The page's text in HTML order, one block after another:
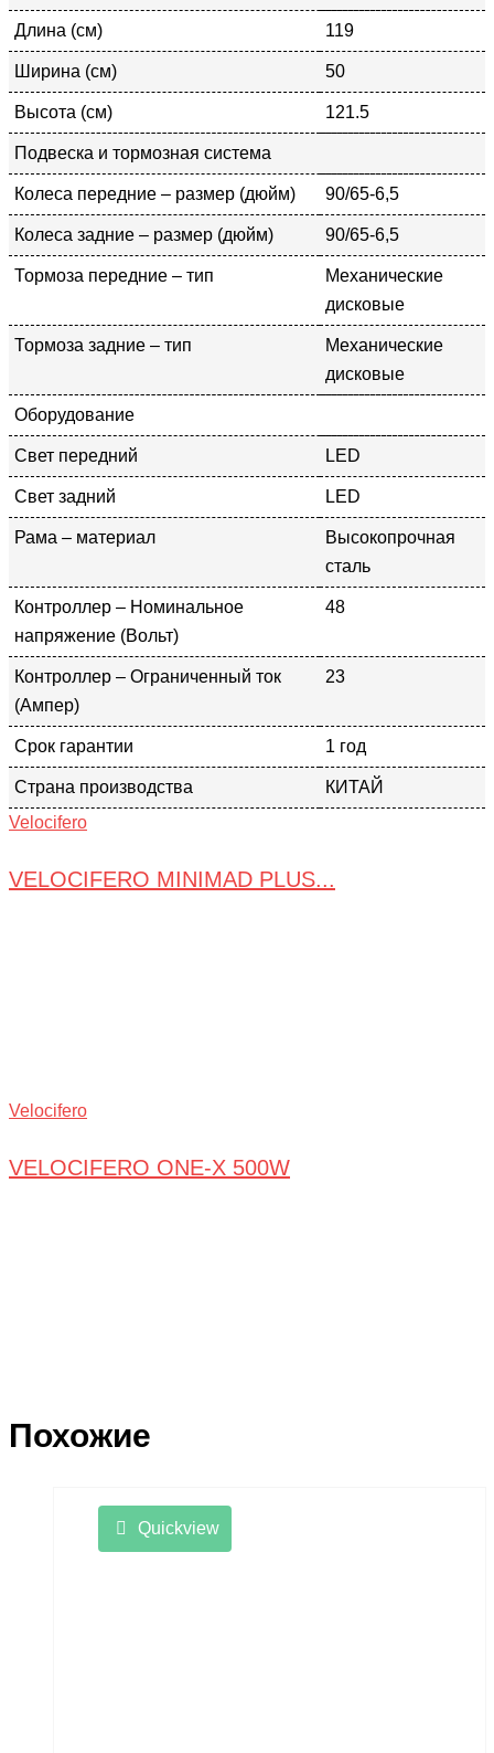
Длина (см) 119
Ширина (см) 50
Высота (см) 121.5
Подвеска и тормозная система
Колеса передние – размер (дюйм) 90/65-6,5
Колеса задние – размер (дюйм) 90/65-6,5
Тормоза передние – тип
Механические
дисковые
Тормоза задние – тип
Механические
дисковые
Оборудование
Свет передний LED
Свет задний LED
Рама – материал
Высокопрочная
сталь
Контроллер – Номинальное
напряжение (Вольт)
48
Контроллер – Ограниченный ток
(Ампер)
23
Срок гарантии 1 год
Страна производства
КИТАЙ
Velocifero
VELOCIFERO MINIMAD PLUS...
Velocifero
VELOCIFERO ONE-X 500W
Похожие
Quickview